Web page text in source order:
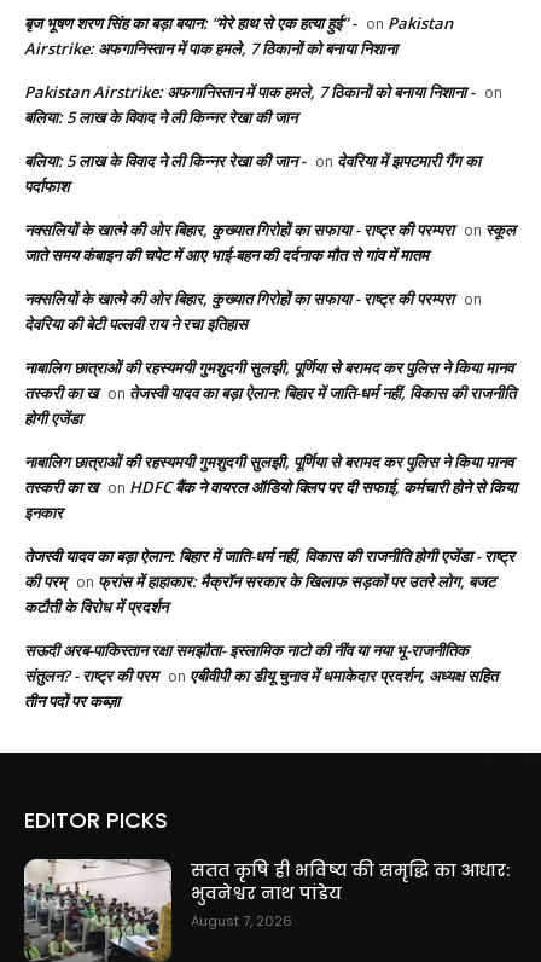
बृज भूषण शरण सिंह का बड़ा बयान: “मेरे हाथ से एक हत्या हुई” - on Pakistan
Airstrike: अफगानिस्तान में पाक हमले, 7 ठिकानों को बनाया निशाना
Pakistan Airstrike: अफगानिस्तान में पाक हमले, 7 ठिकानों को बनाया निशाना - on
बलिया: 5 लाख के विवाद ने ली किन्नर रेखा की जान
बलिया: 5 लाख के विवाद ने ली किन्नर रेखा की जान - on देवरिया में झपटमारी गैंग का
पर्दाफाश
नक्सलियों के खात्मे की ओर बिहार, कुख्यात गिरोहों का सफाया - राष्ट्र की परम्परा on स्कूल
जाते समय कंबाइन की चपेट में आए भाई-बहन की दर्दनाक मौत से गांव में मातम
नक्सलियों के खात्मे की ओर बिहार, कुख्यात गिरोहों का सफाया - राष्ट्र की परम्परा on
देवरिया की बेटी पल्लवी राय ने रचा इतिहास
नाबालिग छात्राओं की रहस्यमयी गुमशुदगी सुलझी, पूर्णिया से बरामद कर पुलिस ने किया मानव
तस्करी का ख on तेजस्वी यादव का बड़ा ऐलान: बिहार में जाति-धर्म नहीं, विकास की राजनीति
होगी एजेंडा
नाबालिग छात्राओं की रहस्यमयी गुमशुदगी सुलझी, पूर्णिया से बरामद कर पुलिस ने किया मानव
तस्करी का ख on HDFC बैंक ने वायरल ऑडियो क्लिप पर दी सफाई, कर्मचारी होने से किया
इनकार
तेजस्वी यादव का बड़ा ऐलान: बिहार में जाति-धर्म नहीं, विकास की राजनीति होगी एजेंडा - राष्ट्र
की परम् on फ्रांस में हाहाकार: मैक्रॉन सरकार के खिलाफ सड़कों पर उतरे लोग, बजट
कटौती के विरोध में प्रदर्शन
सऊदी अरब-पाकिस्तान रक्षा समझौता- इस्लामिक नाटो की नींव या नया भू-राजनीतिक
संतुलन? - राष्ट्र की परम on एबीवीपी का डीयू चुनाव में धमाकेदार प्रदर्शन, अध्यक्ष सहित
तीन पदों पर कब्ज़ा
EDITOR PICKS
सतत कृषि ही भविष्य की समृद्धि का आधार:
भुवनेश्वर नाथ पांडेय
August 7, 2026